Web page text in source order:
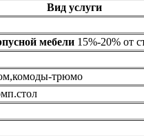
Вид услуги
мебели15%-20% от
трюмо